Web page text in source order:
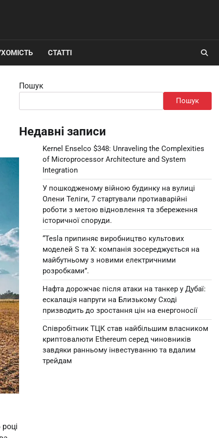
СТАТТІ
Пошук
Пошук
Недавні записи
Kernel Enselco $348: Unraveling the Complexities
of Microprocessor Architecture and System
Integration
У пошкодженому війною будинку на вулиці
Олени Теліги, 7 стартували протиаварійні
роботи з метою відновлення та збереження
історичної споруди.
“Tesla припиняє виробництво культових
моделей S та X: компанія зосереджується на
майбутньому з новими електричними
розробками”.
Нафта дорожчає після атаки на танкер у Дубаї:
ескалація напруги на Близькому Сході
призводить до зростання цін на енергоносії
Співробітник ТЦК став найбільшим власником
криптовалюти Ethereum серед чиновників
завдяки ранньому інвестуванню та вдалим
трейдам